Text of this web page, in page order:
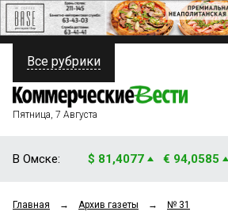
ПОЛИТИКА
ФИНАНСЫ
ОБЩЕСТВО
Все рубрики
Пятница, 7 Августа
В Омске: $ 81,4077 € 94,0585
Главная → Архив газеты → № 31